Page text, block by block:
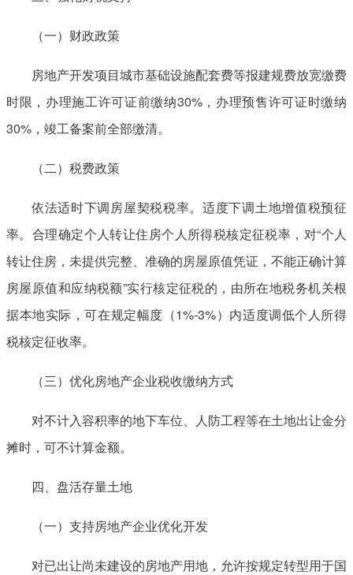
（一）财政政策
房地产开发项目城市基础设施配套费等报建规费放宽缴费
时限，办理施工许可证前缴纳30%，办理预售许可证时缴纳
30%，竣工备案前全部缴清。
（二）税费政策
依法适时下调房屋契税税率。适度下调土地增值税预征
率。合理确定个人转让住房个人所得税核定征税率，对“个人
转让住房，未提供完整、准确的房屋原值凭证，不能正确计算
房屋原值和应纳税额”实行核定征税的，由所在地税务机关根
据本地实际，可在规定幅度（1%-3%）内适度调低个人所得
税核定征收率。
（三）优化房地产企业税收缴纳方式
对不计入容积率的地下车位、人防工程等在土地出让金分
摊时，可不计算金额。
四、盘活存量土地
（一）支持房地产企业优化开发
对已出让尚未建设的房地产用地，允许按规定转型用于国